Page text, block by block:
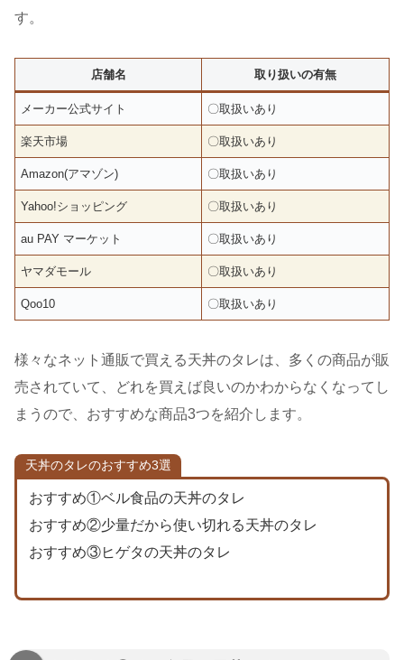
す。
店舗名 取り扱いの有無
メーカー公式サイト 〇取扱いあり
楽天市場 〇取扱いあり
Amazon(アマゾン) 〇取扱いあり
Yahoo!ショッピング 〇取扱いあり
au PAY マーケット 〇取扱いあり
ヤマダモール 〇取扱いあり
Qoo10 〇取扱いあり
様々なネット通販で買える天丼のタレは、多くの商品が販
売されていて、どれを買えば良いのかわからなくなってし
まうので、おすすめな商品3つを紹介します。
天丼のタレのおすすめ3選
おすすめ①ベル食品の天丼のタレ
おすすめ②少量だから使い切れる天丼のタレ
おすすめ③ヒゲタの天丼のタレ